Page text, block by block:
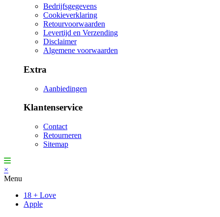
Bedrijfsgegevens
Cookieverklaring
Retourvoorwaarden
Levertijd en Verzending
Disclaimer
Algemene voorwaarden
Extra
Aanbiedingen
Klantenservice
Contact
Retourneren
Sitemap
×
Menu
18 + Love
Apple